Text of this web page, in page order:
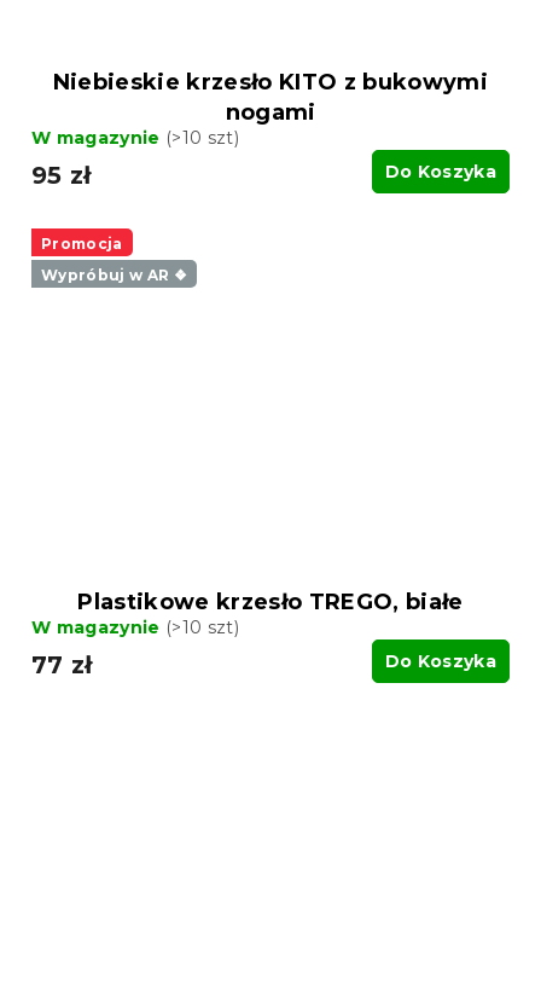
Niebieskie krzesło KITO z bukowymi
nogami
W magazynie (>10 szt)
95 zł Do Koszyka
Promocja
Wypróbuj w AR ❖
Plastikowe krzesło TREGO, białe
W magazynie (>10 szt)
77 zł Do Koszyka